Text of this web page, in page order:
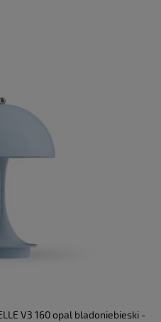
V3 160 opal bladoniebieski -